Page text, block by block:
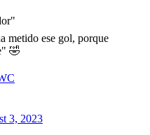
metido ese gol, porque
🤣
3, 2023